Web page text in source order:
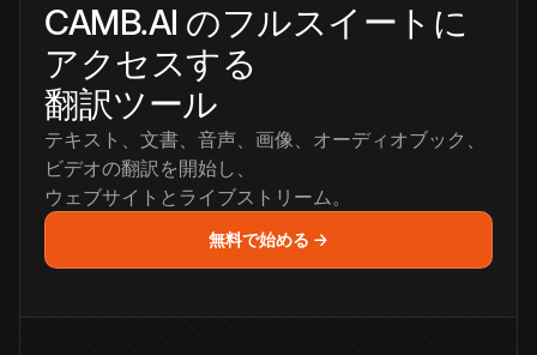
CAMB.AI のフルスイートに
アクセスする
翻訳ツール
テキスト、文書、音声、画像、オーディオブック、
ビデオの翻訳を開始し、
ウェブサイトとライブストリーム。
無料で始める →